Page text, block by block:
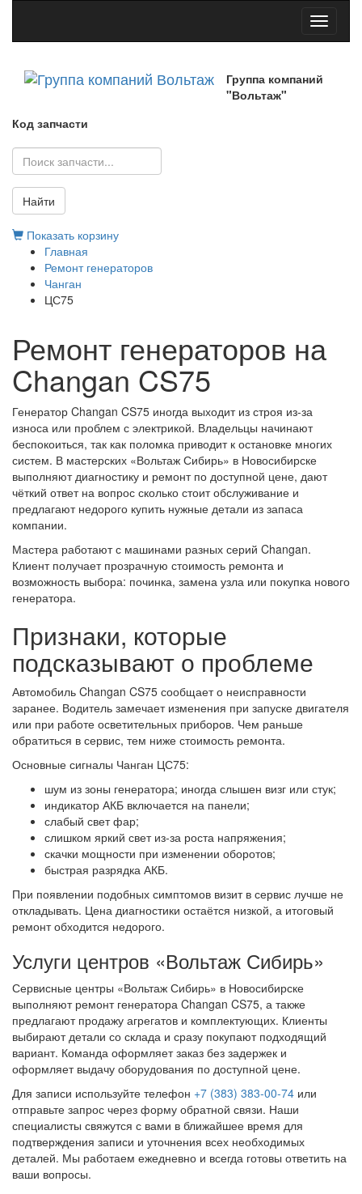
Toggle
Группа компаний
"Вольтаж"
Код запчасти
Найти
Показать корзину
Главная
Ремонт генераторов
Чанган
ЦС75
Ремонт генераторов на
Changan CS75
Генератор Changan CS75 иногда выходит из строя из-за
износа или проблем с электрикой. Владельцы начинают
беспокоиться, так как поломка приводит к остановке многих
систем. В мастерских «Вольтаж Сибирь» в Новосибирске
выполняют диагностику и ремонт по доступной цене, дают
чёткий ответ на вопрос сколько стоит обслуживание и
предлагают недорого купить нужные детали из запаса
компании.
Мастера работают с машинами разных серий Changan.
Клиент получает прозрачную стоимость ремонта и
возможность выбора: починка, замена узла или покупка нового
генератора.
Признаки, которые
подсказывают о проблеме
Автомобиль Changan CS75 сообщает о неисправности
заранее. Водитель замечает изменения при запуске двигателя
или при работе осветительных приборов. Чем раньше
обратиться в сервис, тем ниже стоимость ремонта.
Основные сигналы Чанган ЦС75:
шум из зоны генератора; иногда слышен визг или стук;
индикатор АКБ включается на панели;
слабый свет фар;
слишком яркий свет из-за роста напряжения;
скачки мощности при изменении оборотов;
быстрая разрядка АКБ.
При появлении подобных симптомов визит в сервис лучше не
откладывать. Цена диагностики остаётся низкой, а итоговый
ремонт обходится недорого.
Услуги центров «Вольтаж Сибирь»
Сервисные центры «Вольтаж Сибирь» в Новосибирске
выполняют ремонт генератора Changan CS75, а также
предлагают продажу агрегатов и комплектующих. Клиенты
выбирают детали со склада и сразу покупают подходящий
вариант. Команда оформляет заказ без задержек и
оформляет выдачу оборудования по доступной цене.
Для записи используйте телефон +7 (383) 383-00-74 или
отправьте запрос через форму обратной связи. Наши
специалисты свяжутся с вами в ближайшее время для
подтверждения записи и уточнения всех необходимых
деталей. Мы работаем ежедневно и всегда готовы ответить на
ваши вопросы.